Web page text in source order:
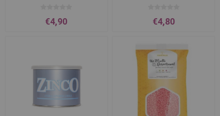
€4,90 €4,80